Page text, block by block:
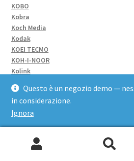
Questo è un negozio demo —
in considerazione.
Ignora
KOBO
Kobra
Koch Media
Kodak
KOEI TECMO
KOH-I-NOOR
Kolink
KONICA MINOLTA
KONIX
KONNET
KOOPER
KRAMER